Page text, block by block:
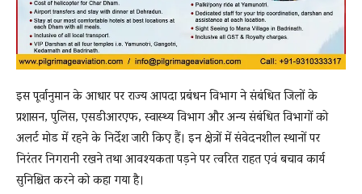
इस पूर्वानुमान के आधार पर राज्य आपदा प्रबंधन विभाग ने संबंधित जिलों के
प्रशासन, पुलिस, एसडीआरएफ, स्वास्थ्य विभाग और अन्य संबंधित विभागों को
अलर्ट मोड में रहने के निर्देश जारी किए हैं। इन क्षेत्रों में संवेदनशील स्थानों पर
निरंतर निगरानी रखने तथा आवश्यकता पड़ने पर त्वरित राहत एवं बचाव कार्य
सुनिश्चित करने को कहा गया है।